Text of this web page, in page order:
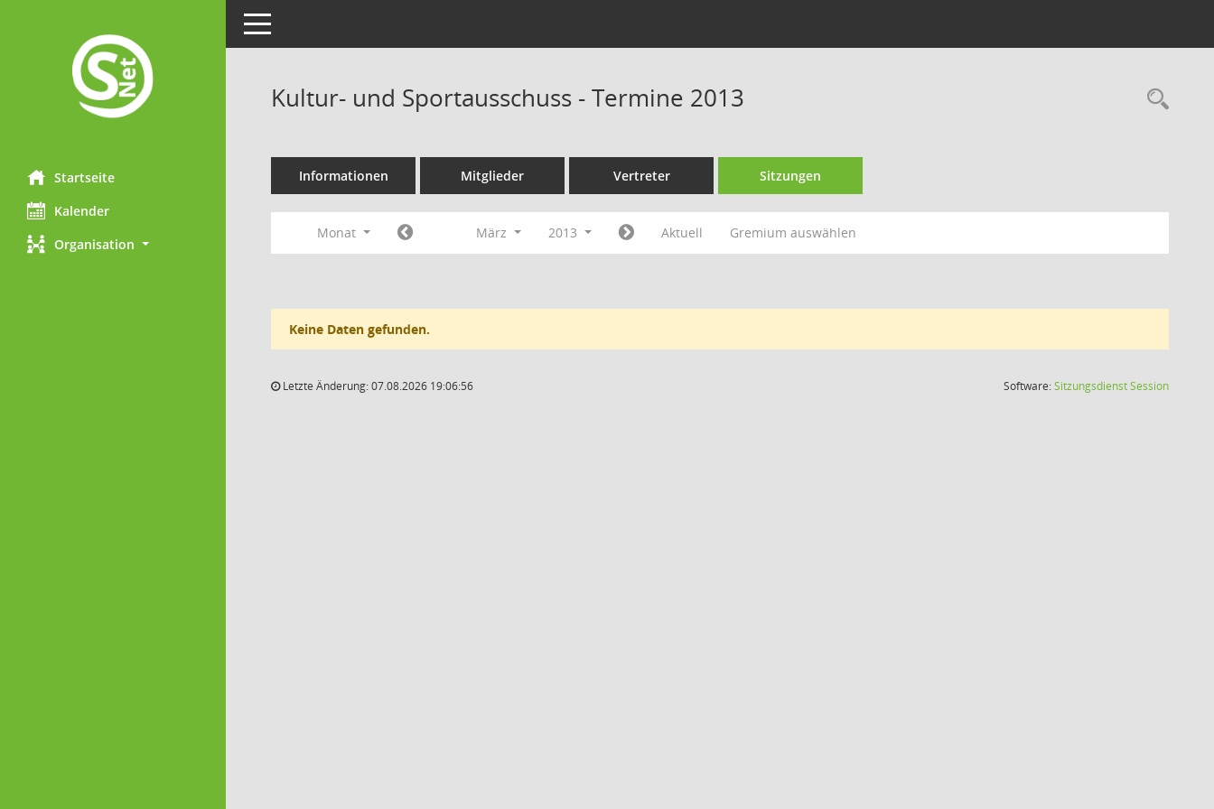
Startseite
Kalender
Organisation
Toggle navigation
Kultur- und Sportausschuss - Termine 2013
Informationen Mitglieder Vertreter Sitzungen
Monat März 2013 Aktuell Gremium auswählen
Keine Daten gefunden.
Letzte Änderung: 07.08.2026 19:06:56 Software:SitzungsdienstSession(Wird in